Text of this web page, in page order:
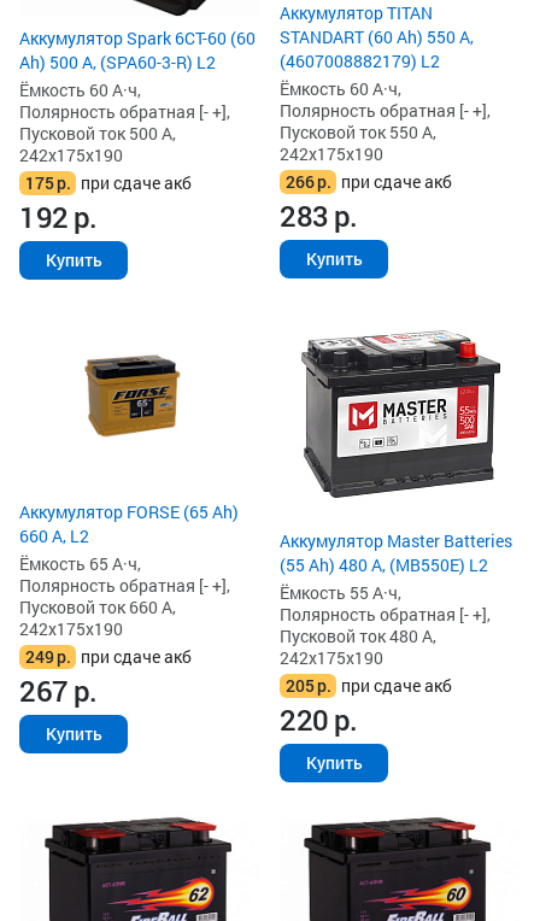
Аккумулятор Spark 6СТ-60 (60
Ah) 500 А, (SPA60-3-R) L2
Ёмкость 60 А·ч,
Полярность обратная [- +],
Пусковой ток 500 А,
242x175x190
175р. при сдаче акб
192р.
Купить
Аккумулятор TITAN
STANDART (60 Ah) 550 А,
(4607008882179) L2
Ёмкость 60 А·ч,
Полярность обратная [- +],
Пусковой ток 550 А,
242x175x190
266р. при сдаче акб
283р.
Купить
Аккумулятор FORSE (65 Ah)
660 А, L2
Ёмкость 65 А·ч,
Полярность обратная [- +],
Пусковой ток 660 А,
242x175x190
249р. при сдаче акб
267р.
Купить
Аккумулятор Master Batteries
(55 Ah) 480 А, (MB550E) L2
Ёмкость 55 А·ч,
Полярность обратная [- +],
Пусковой ток 480 А,
242x175x190
205р. при сдаче акб
220р.
Купить